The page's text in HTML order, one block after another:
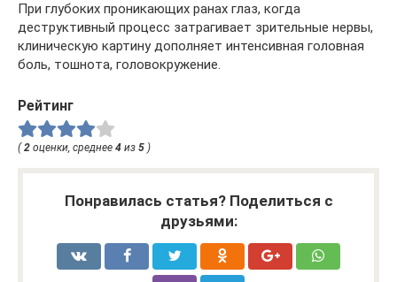
При глубоких проникающих ранах глаз, когда
деструктивный процесс затрагивает зрительные нервы,
клиническую картину дополняет интенсивная головная
боль, тошнота, головокружение.
Рейтинг
(2 оценки, среднее 4 из 5 )
Понравилась статья? Поделиться с
друзьями: